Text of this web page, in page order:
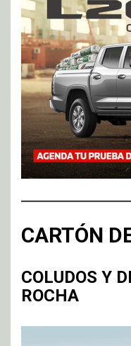
CARTÓN
COLUDOS Y
ROCHA